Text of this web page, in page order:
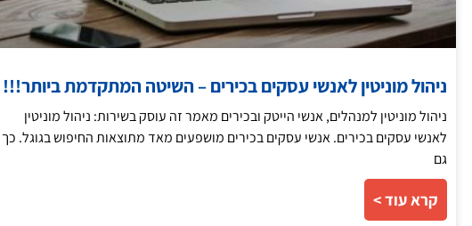
ניהול מוניטין לאנשי עסקים בכירים – השיטה המתקדמת ביותר!!!
ניהול מוניטין למנהלים, אנשי הייטק ובכירים מאמר זה עוסק בשירות: ניהול מוניטין
לאנשי עסקים בכירים. אנשי עסקים בכירים מושפעים מאד מתוצאות החיפוש בגוגל. כך
גם
קרא עוד >